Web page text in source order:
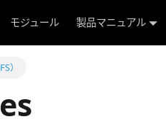
モジュール 製品マニュアル
）